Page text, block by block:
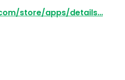
store/apps/details…